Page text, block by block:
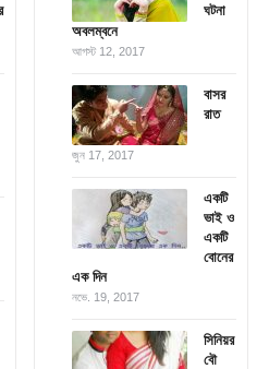
ঘটনা
অবলম্বনে
আগস্ট 12, 2017
বাসর
রাত
জুন 17, 2017
একটি
ভাই ও
একটি
বোনের
এক দিন
নভে. 19, 2017
সিনিয়র
বৌ